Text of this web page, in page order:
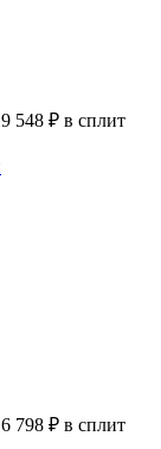
9 548 ₽ в сплит
6 798 ₽ в сплит